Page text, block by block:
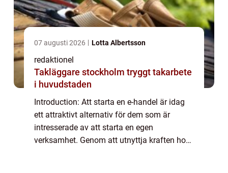
07 augusti 2026 Lotta Albertsson
redaktionel
Takläggare stockholm tryggt takarbete
i huvudstaden
Introduction: Att starta en e-handel är idag
ett attraktivt alternativ för dem som är
intresserade av att starta en egen
verksamhet. Genom att utnyttja kraften hos